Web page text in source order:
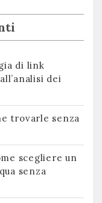
di link
dei
trovarle senza
scegliere un
senza